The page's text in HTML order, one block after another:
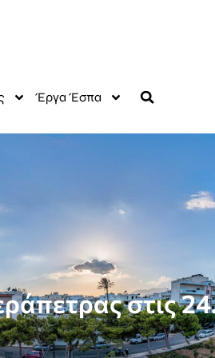
Έργα Έσπα
στις